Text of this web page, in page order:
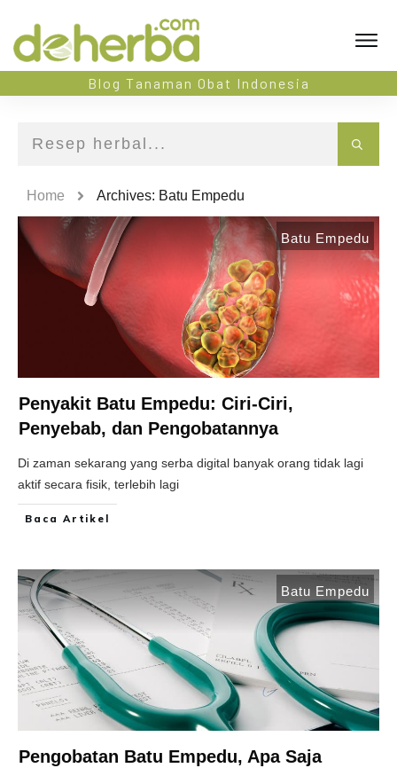
Blog Tanaman Obat Indonesia
Home Archives: Batu Empedu
Batu Empedu
Penyakit Batu Empedu: Ciri-Ciri,
Penyebab, dan Pengobatannya
Di zaman sekarang yang serba digital banyak orang tidak lagi
aktif secara fisik, terlebih lagi
Baca Artikel
Batu Empedu
Pengobatan Batu Empedu, Apa Saja